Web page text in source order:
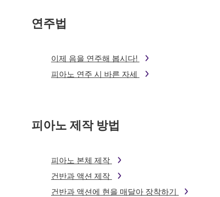
연주법
이제 음을 연주해 봅시다!
피아노 연주 시 바른 자세
피아노 제작 방법
피아노 본체 제작
건반과 액션 제작
건반과 액션에 현을 매달아 장착하기